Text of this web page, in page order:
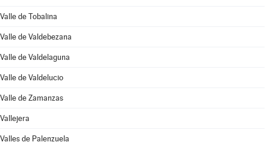
Valle de Tobalina
Valle de Valdebezana
Valle de Valdelaguna
Valle de Valdelucio
Valle de Zamanzas
Vallejera
Valles de Palenzuela